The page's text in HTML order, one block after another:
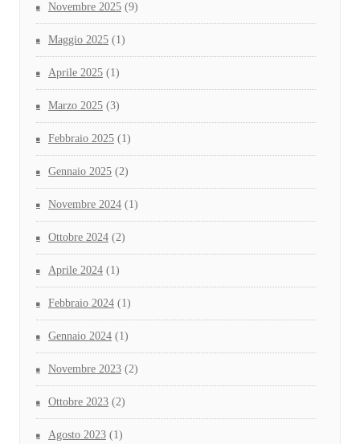
Novembre 2025 (9)
Maggio 2025 (1)
Aprile 2025 (1)
Marzo 2025 (3)
Febbraio 2025 (1)
Gennaio 2025 (2)
Novembre 2024 (1)
Ottobre 2024 (2)
Aprile 2024 (1)
Febbraio 2024 (1)
Gennaio 2024 (1)
Novembre 2023 (2)
Ottobre 2023 (2)
Agosto 2023 (1)